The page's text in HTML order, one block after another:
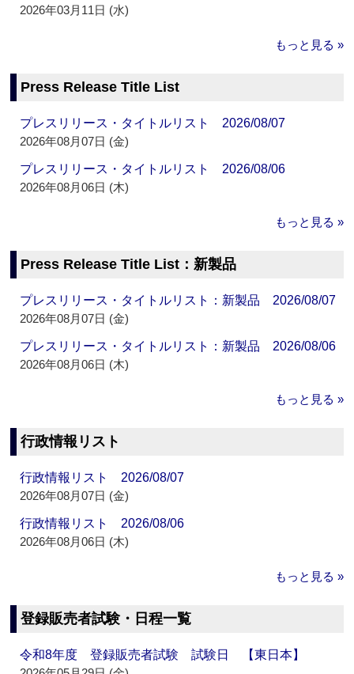
2026年03月11日 (水)
もっと見る »
Press Release Title List
プレスリリース・タイトルリスト 2026/08/07
2026年08月07日 (金)
プレスリリース・タイトルリスト 2026/08/06
2026年08月06日 (木)
もっと見る »
Press Release Title List：新製品
プレスリリース・タイトルリスト：新製品 2026/08/07
2026年08月07日 (金)
プレスリリース・タイトルリスト：新製品 2026/08/06
2026年08月06日 (木)
もっと見る »
行政情報リスト
行政情報リスト 2026/08/07
2026年08月07日 (金)
行政情報リスト 2026/08/06
2026年08月06日 (木)
もっと見る »
登録販売者試験・日程一覧
令和8年度 登録販売者試験 試験日 【東日本】